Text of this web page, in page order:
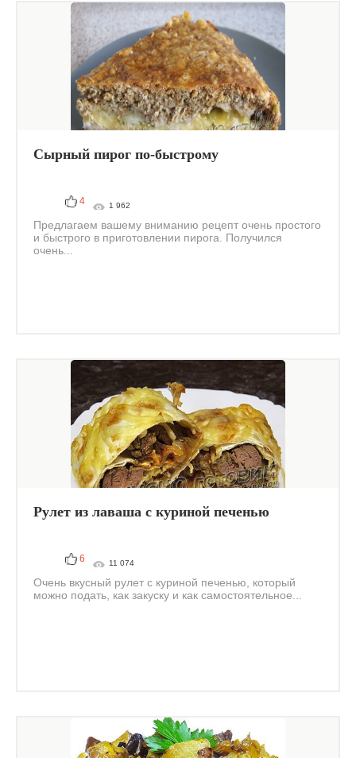
Сырный пирог по-быстрому
4 1 962
Предлагаем вашему вниманию рецепт очень простого
и быстрого в приготовлении пирога. Получился
очень...
Рулет из лаваша с куриной печенью
6 11 074
Очень вкусный рулет с куриной печенью, который
можно подать, как закуску и как самостоятельное...